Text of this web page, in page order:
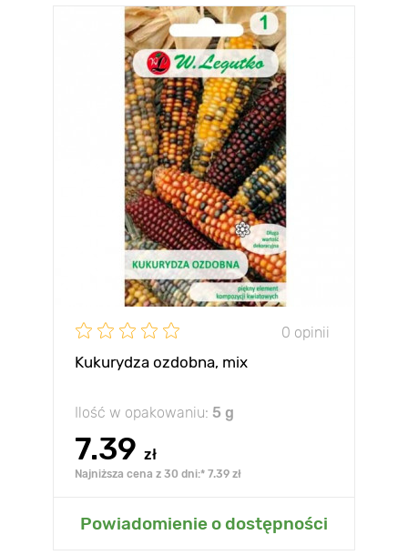
0 opinii
Kukurydza ozdobna, mix
Ilość w opakowaniu: 5 g
7.39 zł
Najniższa cena z 30 dni:* 7.39 zł
Powiadomienie o dostępności